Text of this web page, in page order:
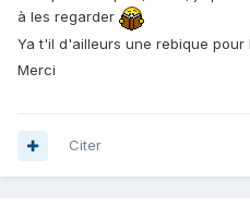
à les regarder
Ya t'il d'ailleurs une rebique pour
Merci
Citer